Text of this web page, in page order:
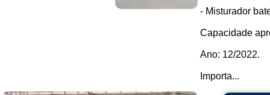
- Misturador
Capacidade
Ano: 12/2022.
Importa...